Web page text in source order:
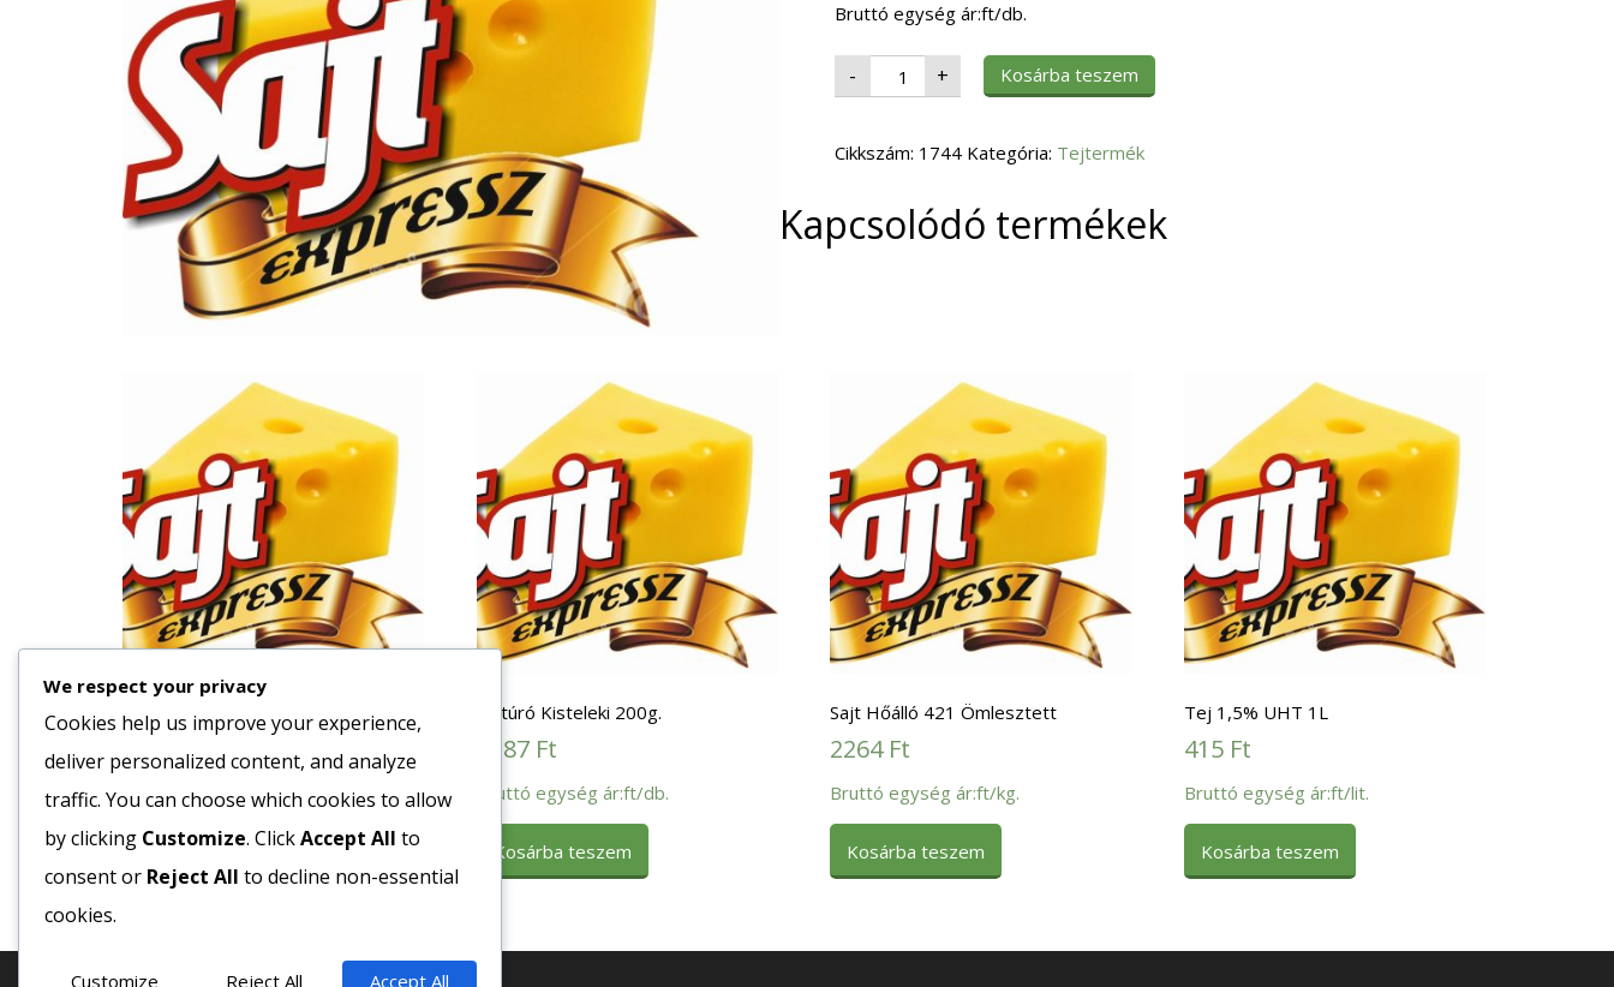
Bruttó egység ár:ft/db.
- Sajt
Cheddar
Szeletelt
84
mennyiség
+ Kosárba teszem
Cikkszám: 1744 Kategória: Tejtermék
Kapcsolódó termékek
Joghurt 5L Vödrös
Ft
Bruttó egység ár:ft/db.
Kosárba teszem
Juhtúró Kisteleki 200g.
1387 Ft
Bruttó egység ár:ft/db.
Kosárba teszem
Sajt Hőálló 421 Ömlesztett
2264 Ft
Bruttó egység ár:ft/kg.
Kosárba teszem
Tej 1,5% UHT 1L
415 Ft
Bruttó egység ár:ft/lit.
Kosárba teszem
We respect your privacy
Cookies help us improve your experience,
deliver personalized content, and analyze
traffic. You can choose which cookies to allow
by clicking Customize. ClickAccept All to
consent or Reject All to decline non-essential
cookies.
Customize Reject All Accept All